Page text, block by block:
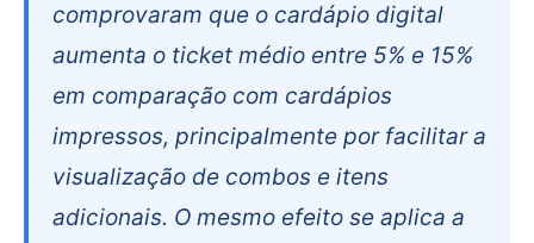
comprovaram que o cardápio digital
aumenta o ticket médio entre 5% e 15%
em comparação com cardápios
impressos, principalmente por facilitar a
visualização de combos e itens
adicionais. O mesmo efeito se aplica a